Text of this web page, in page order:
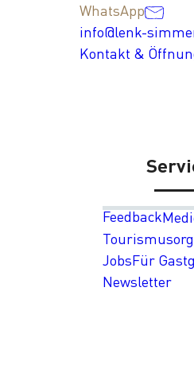
WhatsApp
info@lenk-
Kontakt &
Feedback
JobsFür
Newsletter